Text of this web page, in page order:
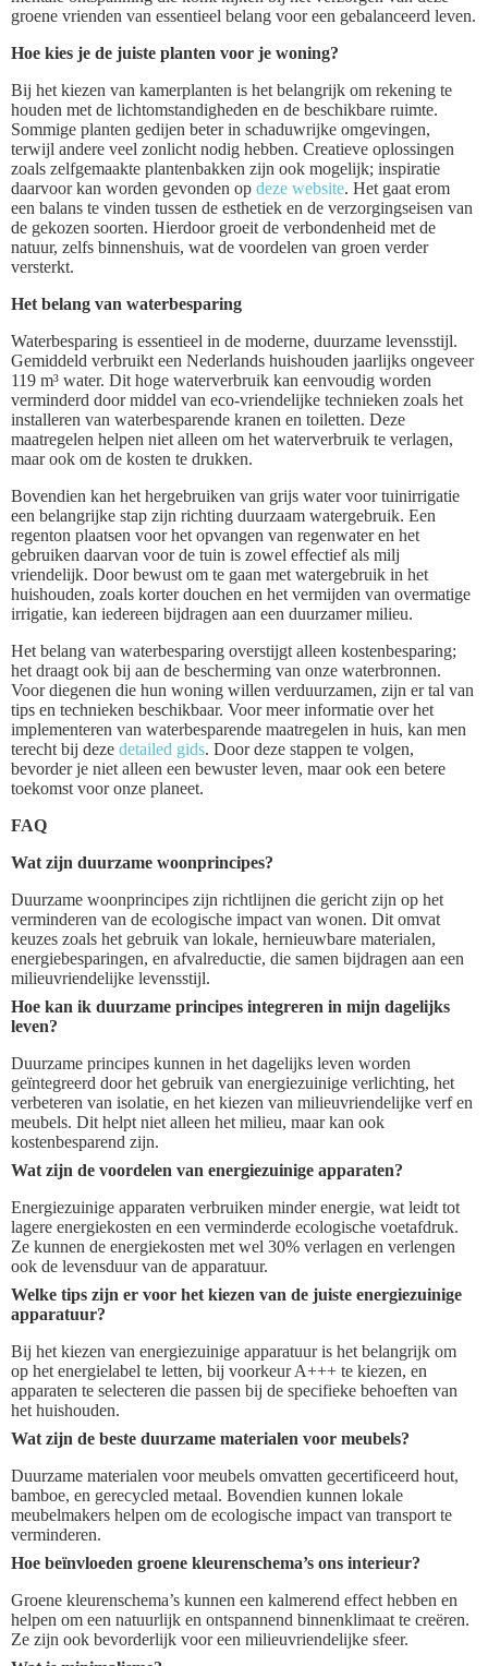
groene vrienden van essentieel belang voor een gebalanceerd leven.
Hoe kies je de juiste planten voor je woning?
Bij het kiezen van kamerplanten is het belangrijk om rekening te
houden met de lichtomstandigheden en de beschikbare ruimte.
Sommige planten gedijen beter in schaduwrijke omgevingen,
terwijl andere veel zonlicht nodig hebben. Creatieve oplossingen
zoals zelfgemaakte plantenbakken zijn ook mogelijk; inspiratie
daarvoor kan worden gevonden op deze website. Het gaat erom
een balans te vinden tussen de esthetiek en de verzorgingseisen van
de gekozen soorten. Hierdoor groeit de verbondenheid met de
natuur, zelfs binnenshuis, wat de voordelen van groen verder
versterkt.
Het belang van waterbesparing
Waterbesparing is essentieel in de moderne, duurzame levensstijl.
Gemiddeld verbruikt een Nederlands huishouden jaarlijks ongeveer
119 m³ water. Dit hoge waterverbruik kan eenvoudig worden
verminderd door middel van eco-vriendelijke technieken zoals het
installeren van waterbesparende kranen en toiletten. Deze
maatregelen helpen niet alleen om het waterverbruik te verlagen,
maar ook om de kosten te drukken.
Bovendien kan het hergebruiken van grijs water voor tuinirrigatie
een belangrijke stap zijn richting duurzaam watergebruik. Een
regenton plaatsen voor het opvangen van regenwater en het
gebruiken daarvan voor de tuin is zowel effectief als milj
vriendelijk. Door bewust om te gaan met watergebruik in het
huishouden, zoals korter douchen en het vermijden van overmatige
irrigatie, kan iedereen bijdragen aan een duurzamer milieu.
Het belang van waterbesparing overstijgt alleen kostenbesparing;
het draagt ook bij aan de bescherming van onze waterbronnen.
Voor diegenen die hun woning willen verduurzamen, zijn er tal van
tips en technieken beschikbaar. Voor meer informatie over het
implementeren van waterbesparende maatregelen in huis, kan men
terecht bij deze detailed gids. Door deze stappen te volgen,
bevorder je niet alleen een bewuster leven, maar ook een betere
toekomst voor onze planeet.
FAQ
Wat zijn duurzame woonprincipes?
Duurzame woonprincipes zijn richtlijnen die gericht zijn op het
verminderen van de ecologische impact van wonen. Dit omvat
keuzes zoals het gebruik van lokale, hernieuwbare materialen,
energiebesparingen, en afvalreductie, die samen bijdragen aan een
milieuvriendelijke levensstijl.
Hoe kan ik duurzame principes integreren in mijn dagelijks
leven?
Duurzame principes kunnen in het dagelijks leven worden
geïntegreerd door het gebruik van energiezuinige verlichting, het
verbeteren van isolatie, en het kiezen van milieuvriendelijke verf en
meubels. Dit helpt niet alleen het milieu, maar kan ook
kostenbesparend zijn.
Wat zijn de voordelen van energiezuinige apparaten?
Energiezuinige apparaten verbruiken minder energie, wat leidt tot
lagere energiekosten en een verminderde ecologische voetafdruk.
Ze kunnen de energiekosten met wel 30% verlagen en verlengen
ook de levensduur van de apparatuur.
Welke tips zijn er voor het kiezen van de juiste energiezuinige
apparatuur?
Bij het kiezen van energiezuinige apparatuur is het belangrijk om
op het energielabel te letten, bij voorkeur A+++ te kiezen, en
apparaten te selecteren die passen bij de specifieke behoeften van
het huishouden.
Wat zijn de beste duurzame materialen voor meubels?
Duurzame materialen voor meubels omvatten gecertificeerd hout,
bamboe, en gerecycled metaal. Bovendien kunnen lokale
meubelmakers helpen om de ecologische impact van transport te
verminderen.
Hoe beïnvloeden groene kleurenschema’s ons interieur?
Groene kleurenschema’s kunnen een kalmerend effect hebben en
helpen om een natuurlijk en ontspannend binnenklimaat te creëren.
Ze zijn ook bevorderlijk voor een milieuvriendelijke sfeer.